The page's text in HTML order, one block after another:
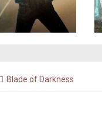
Blade of Darkness